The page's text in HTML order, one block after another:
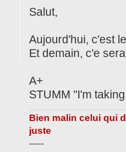
Salut,
Aujourd'hui, c'est
Et demain, c'e
A+
STUMM "I'm
Bien malin celui qui
juste
-----